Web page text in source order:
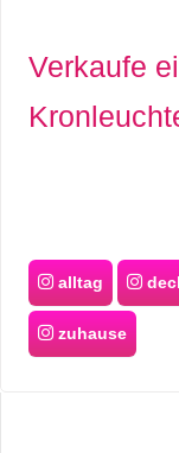
Verkaufe
alltag
zuhause